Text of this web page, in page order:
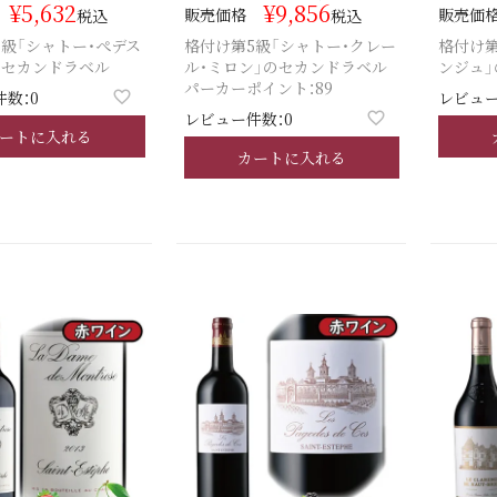
¥5,632税込
「シャトー・ぺデス
カンドラベル
：0
トに入れる
販売価格
¥9,856税込
格付け第5級「シャトー・クレー
ル・ミロン」のセカンドラベル
パーカーポイント：89
レビュー件数：0
カートに入れる
販売価
格付け
ンジュ
レビュ